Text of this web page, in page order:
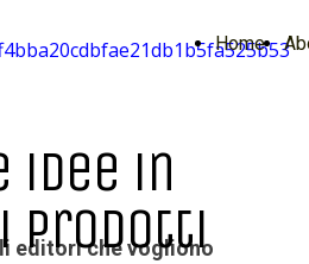
Home
idee in
prodotti
editori che vogliono